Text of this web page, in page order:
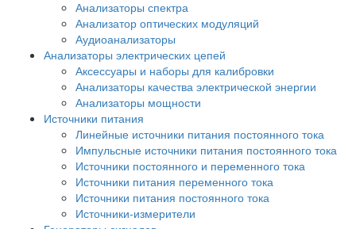
Анализаторы спектра
Анализатор оптических модуляций
Аудиоанализаторы
Анализаторы электрических цепей
Аксессуары и наборы для калибровки
Анализаторы качества электрической энергии
Анализаторы мощности
Источники питания
Линейные источники питания постоянного тока
Импульсные источники питания постоянного тока
Источники постоянного и переменного тока
Источники питания переменного тока
Источники питания постоянного тока
Источники-измерители